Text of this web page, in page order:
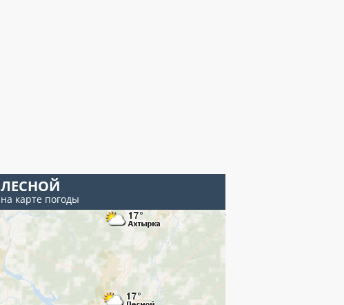
ЛЕСНОЙ
на карте погоды